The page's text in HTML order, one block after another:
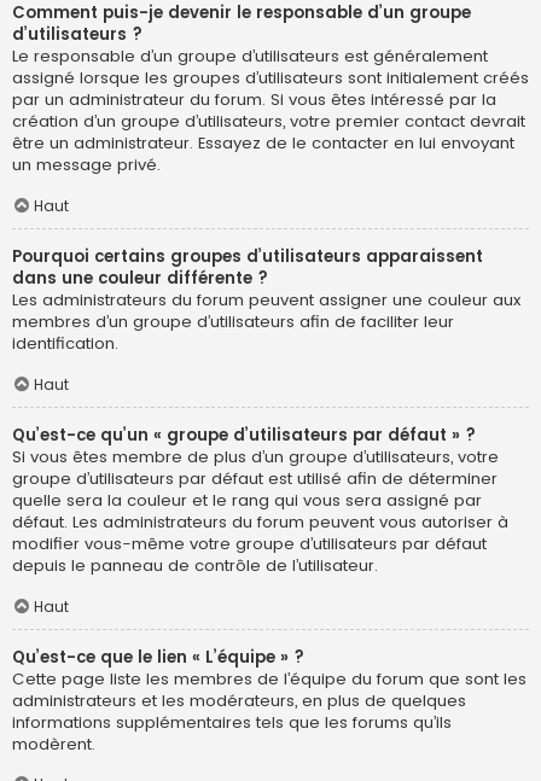
Comment puis-je devenir le responsable d’un groupe
d’utilisateurs ?
Le responsable d’un groupe d’utilisateurs est généralement
assigné lorsque les groupes d’utilisateurs sont initialement créés
par un administrateur du forum. Si vous êtes intéressé par la
création d’un groupe d’utilisateurs, votre premier contact devrait
être un administrateur. Essayez de le contacter en lui envoyant
un message privé.
Haut
Pourquoi certains groupes d’utilisateurs apparaissent
dans une couleur différente ?
Les administrateurs du forum peuvent assigner une couleur aux
membres d’un groupe d’utilisateurs afin de faciliter leur
identification.
Haut
Qu’est-ce qu’un « groupe d’utilisateurs par défaut » ?
Si vous êtes membre de plus d’un groupe d’utilisateurs, votre
groupe d’utilisateurs par défaut est utilisé afin de déterminer
quelle sera la couleur et le rang qui vous sera assigné par
défaut. Les administrateurs du forum peuvent vous autoriser à
modifier vous-même votre groupe d’utilisateurs par défaut
depuis le panneau de contrôle de l’utilisateur.
Haut
Qu’est-ce que le lien « L’équipe » ?
Cette page liste les membres de l’équipe du forum que sont les
administrateurs et les modérateurs, en plus de quelques
informations supplémentaires tels que les forums qu’ils
modèrent.